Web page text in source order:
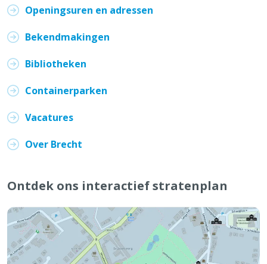
Openingsuren en adressen
Bekendmakingen
Bibliotheken
Containerparken
Vacatures
Over Brecht
Ontdek ons interactief stratenplan